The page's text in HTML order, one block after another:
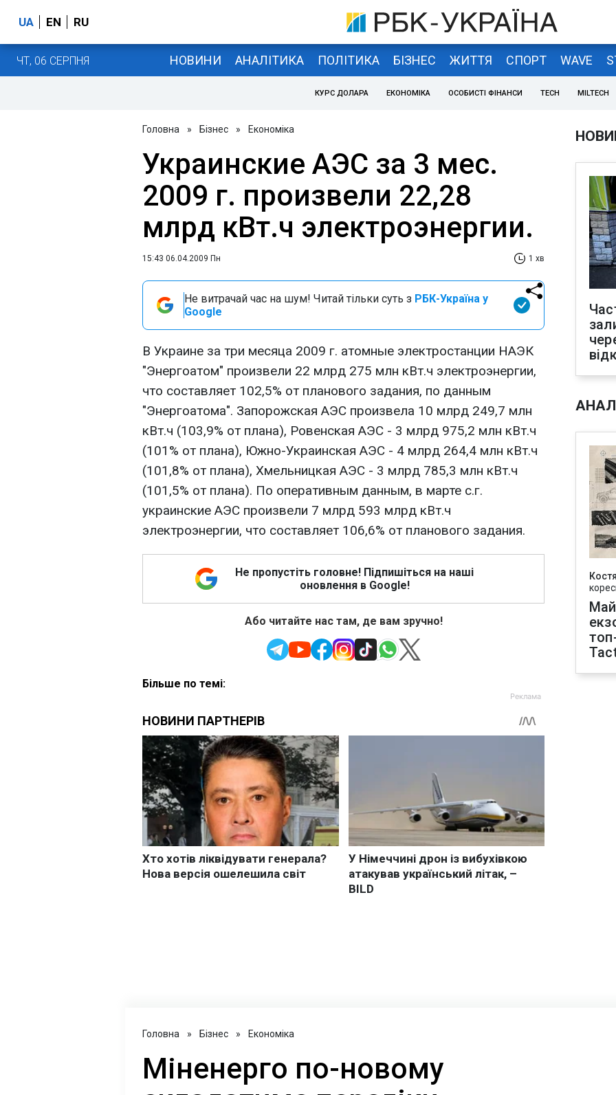
UA EN RU
ЧТ, 06 СЕРПНЯ НОВИНИ АНАЛІТИКА ПОЛІТИКА БІЗНЕС ЖИТТЯ СПОРТ WAVE
КУРС ДОЛАРА ЕКОНОМІКА ОСОБИСТІ ФІНАНСИ TECH MILTECH
Головна » Бізнес » Економіка
Украинские АЭС за 3 мес.
2009 г. произвели 22,28
млрд кВт.ч электроэнергии.
15:43 06.04.2009 Пн 1 хв
Не витрачай час на шум! Читай тільки суть з РБК-Україна у
Google
В Украине за три месяца 2009 г. атомные электростанции НАЭК
"Энергоатом" произвели 22 млрд 275 млн кВт.ч электроэнергии,
что составляет 102,5% от планового задания, по данным
"Энергоатома". Запорожская АЭС произвела 10 млрд 249,7 млн
кВт.ч (103,9% от плана), Ровенская АЭС - 3 млрд 975,2 млн кВт.ч
(101% от плана), Южно-Украинская АЭС - 4 млрд 264,4 млн кВт.ч
(101,8% от плана), Хмельницкая АЭС - 3 млрд 785,3 млн кВт.ч
(101,5% от плана). По оперативным данным, в марте с.г.
украинские АЭС произвели 7 млрд 593 млрд кВт.ч
электроэнергии, что составляет 106,6% от планового задания.
Не пропустіть головне! Підпишіться на наші
оновлення в Google!
Або читайте нас там, де вам зручно!
Більше по темі:
Головна » Бізнес » Економіка
Міненерго по-новому